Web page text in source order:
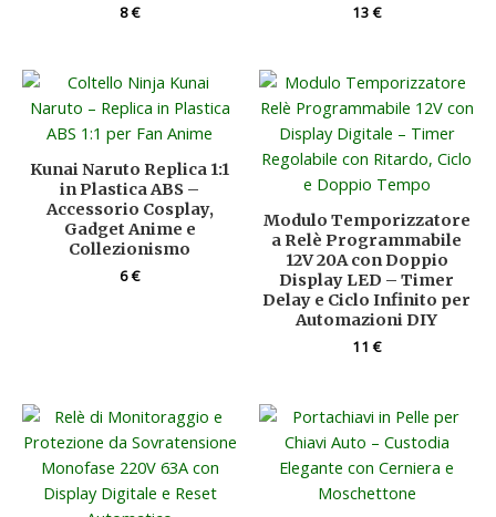
8€
13€
Kunai Naruto Replica 1:1
in Plastica ABS –
Accessorio Cosplay,
Gadget Anime e
Collezionismo
6€
Modulo Temporizzatore
a Relè Programmabile
12V 20A con Doppio
Display LED – Timer
Delay e Ciclo Infinito per
Automazioni DIY
11€